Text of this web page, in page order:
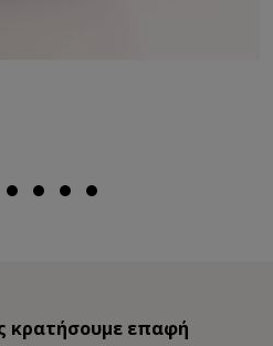
κρατήσουμε επαφή